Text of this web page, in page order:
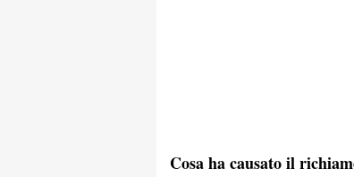
Cosa ha causato il